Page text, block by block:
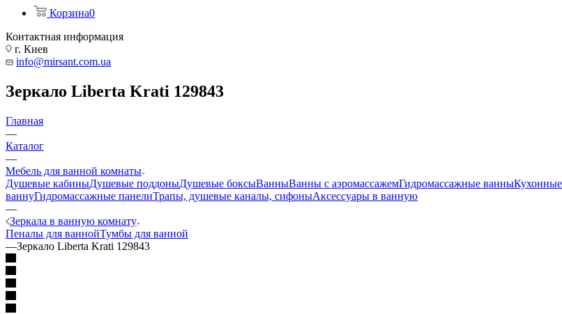
Корзина0
Контактная информация
г. Киев
info@mirsant.com.ua
Зеркало Liberta Krati 129843
Главная
—
Каталог
—
Мебель для ванной комнаты
Душевые кабиныДушевые поддоныДушевые боксыВанныВанны с аэромассажемГидромассажные ванны
ваннуГидромассажные панелиТрапы, душевые каналы, сифоныАксессуары в ванную
—
Зеркала в ванную комнату
Пеналы для ваннойТумбы для ванной
—Зеркало Liberta Krati 129843